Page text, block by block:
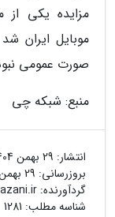
مزایده یکی
موبایل ایران
صورت عمومی
منبع: شبکه چی
انتشار: 29 بهمن 1404
بروزرسانی: 29 بهمن 1404
گردآورنده:
شناسه مطلب: 1281